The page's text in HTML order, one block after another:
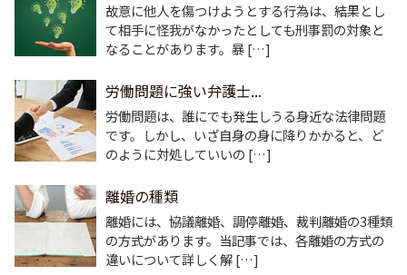
故意に他人を傷つけようとする行為は、結果とし
て相手に怪我がなかったとしても刑事罰の対象と
なることがあります。暴 […]
労働問題に強い弁護士...
労働問題は、誰にでも発生しうる身近な法律問題
です。しかし、いざ自身の身に降りかかると、ど
のように対処していいの […]
離婚の種類
離婚には、協議離婚、調停離婚、裁判離婚の3種類
の方式があります。当記事では、各離婚の方式の
違いについて詳しく解 […]